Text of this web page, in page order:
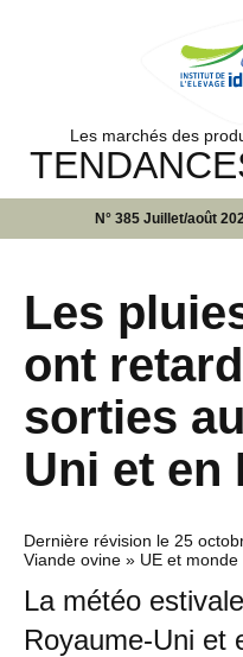
Les marchés des
N° 385 Juillet/août
Les
ont
sorties
Uni et en
Dernière révision le 25
Viande ovine » UE et monde
La météo
Royaume-Uni et